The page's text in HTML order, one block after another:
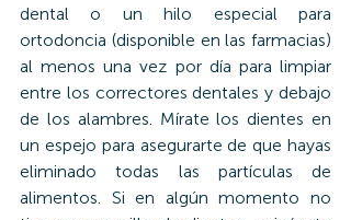
dental o un hilo especial para
ortodoncia (disponible en las farmacias)
al menos una vez por día para limpiar
entre los correctores dentales y debajo
de los alambres. Mírate los dientes en
un espejo para asegurarte de que hayas
eliminado todas las partículas de
alimentos. Si en algún momento no